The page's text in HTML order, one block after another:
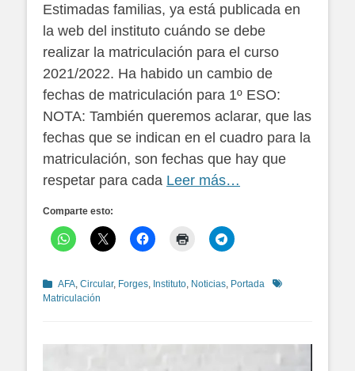
Estimadas familias, ya está publicada en
la web del instituto cuándo se debe
realizar la matriculación para el curso
2021/2022. Ha habido un cambio de
fechas de matriculación para 1º ESO:
NOTA: También queremos aclarar, que las
fechas que se indican en el cuadro para la
matriculación, son fechas que hay que
respetar para cada Leer más…
Comparte esto:
Categorías
AFA Circular, Forges Instituto Noticias Portada
Etiquetas
Matriculación